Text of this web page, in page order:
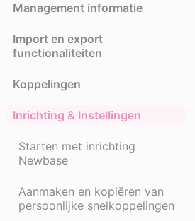
Management informatie
Import en export
functionaliteiten
Koppelingen
Inrichting & Instellingen
Starten met inrichting
Newbase
Aanmaken en kopiëren van
persoonlijke snelkoppelingen